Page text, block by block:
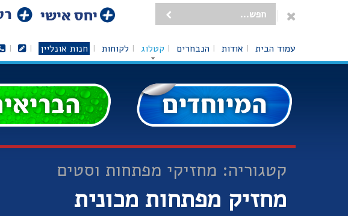
עמוד הבית אודות הנבחרים קטלוג לקוחות חנות אונליין
קטגוריה: מחזיקי מפתחות וסטים
מחזיק מפתחות מכונית